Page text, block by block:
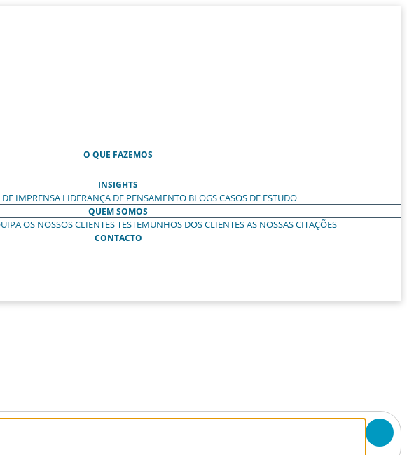
O QUE FAZEMOS
INSIGHTS
IMPRENSA LIDERANÇA DE PENSAMENTO BLOGSCASOS DE ESTUDO
QUEM SOMOS
OS NOSSOS CLIENTESTESTEMUNHOS DOS CLIENTESAS NOSSAS CITAÇÕES
CONTACTO